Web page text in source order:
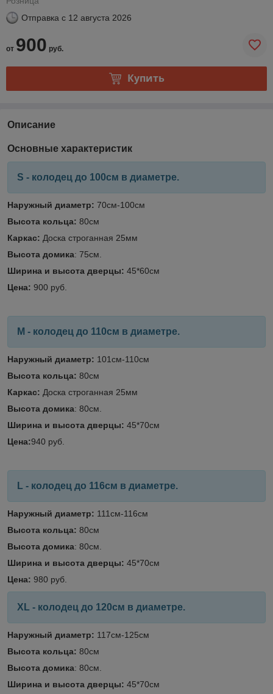
Отправка с 12 августа 2026
от 900 руб.
Купить
Описание
Основные характеристик
S - колодец до 100см в диаметре.
Наружный диаметр: 70см-100см
Высота кольца: 80см
Каркас: Доска строганная 25мм
Высота домика: 75см.
Ширина и высота дверцы: 45*60см
Цена: 900 руб.
M - колодец до 110см в диаметре.
Наружный диаметр: 101см-110см
Высота кольца: 80см
Каркас: Доска строганная 25мм
Высота домика: 80см.
Ширина и высота дверцы: 45*70см
Цена:940 руб.
L - колодец до 116см в диаметре.
Наружный диаметр: 111см-116см
Высота кольца: 80см
Высота домика: 80см.
Ширина и высота дверцы: 45*70см
Цена: 980 руб.
XL - колодец до 120см в диаметре.
Наружный диаметр: 117см-125см
Высота кольца: 80см
Высота домика: 80см.
Ширина и высота дверцы: 45*70см